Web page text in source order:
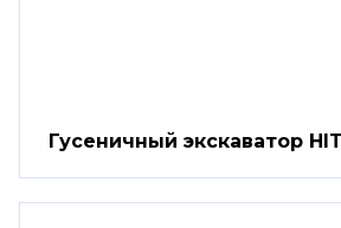
Гусеничный экскаватор